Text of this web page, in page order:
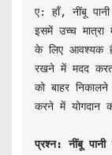
ए: हाँ, नींबू
इसमें उच्च मात्रा
के लिए आवश्यक
रखने में मदद
को बाहर
करने में योगदान
प्रश्न: नींबू पानी